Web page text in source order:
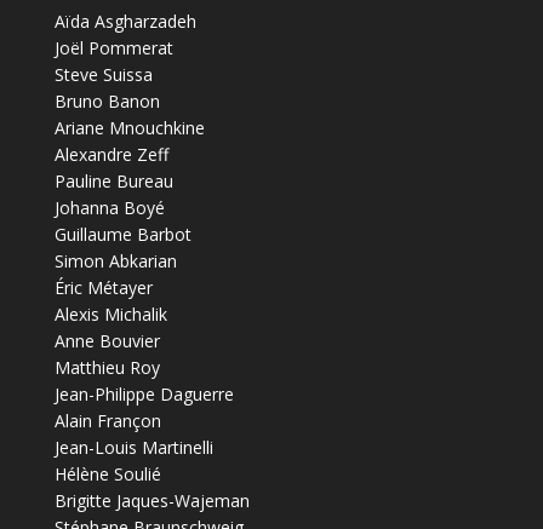
Aïda Asgharzadeh
Joël Pommerat
Steve Suissa
Bruno Banon
Ariane Mnouchkine
Alexandre Zeff
Pauline Bureau
Johanna Boyé
Guillaume Barbot
Simon Abkarian
Éric Métayer
Alexis Michalik
Anne Bouvier
Matthieu Roy
Jean-Philippe Daguerre
Alain Françon
Jean-Louis Martinelli
Hélène Soulié
Brigitte Jaques-Wajeman